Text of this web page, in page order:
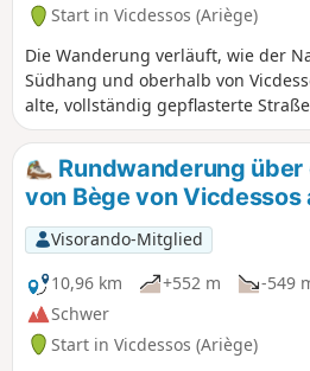
Start in Vicdessos (Ariège)
Die Wanderung verläuft, wie der
Südhang und oberhalb von
alte, vollständig gepflasterte
seinen interessanten Gassen zu
dort einem Balkonweg, der durch
Buchsbäumen, Kirschbäumen,
Haselnusssträuchern bis zum Dorf
öffnet sich die Landschaft auf
Bergpfad, der wunderschöne
Sentenac, von wo aus der
erfolgt. Alle diese Straßen und
Fundamenten, die aufgrund ihres
von ziviltechnischer Genialität
Rundwanderung über
von Bège von Vicdessos
Visorando-Mitglied
10,96 km
+552 m -549
Schwer
Start in Vicdessos (Ariège)